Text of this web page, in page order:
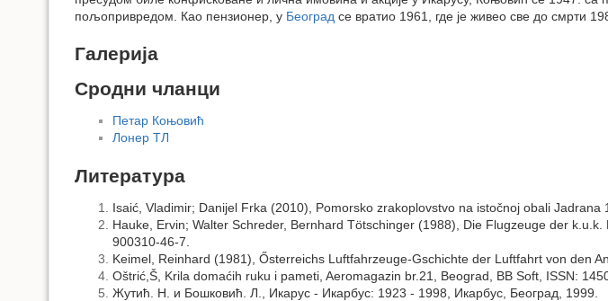
пољопривредом. Као пензионер, у Београд се вратио 1961, где је живео све до смрти
Галерија
Сродни чланци
Петар Коњовић
Лонер ТЛ
Литература
Isaić, Vladimir; Danijel Frka (2010), Pomorsko zrakoplovstvo na istočnoj obali
Hauke, Ervin; Walter Schreder, Bernhard Tötschinger (1988), Die Flugzeuge der
900310-46-7.
Keimel, Reinhard (1981), Ősterreichs Luftfahrzeuge-Gschichte der Luftfahrt von den
Oštrić,Š, Krila domaćih ruku i pameti, Aeromagazin br.21, Beograd, BB Soft, ISSN:
Жутић. Н. и Бошковић. Л., Икарус - Икарбус: 1923 - 1998, Икарбус, Београд, 1999.